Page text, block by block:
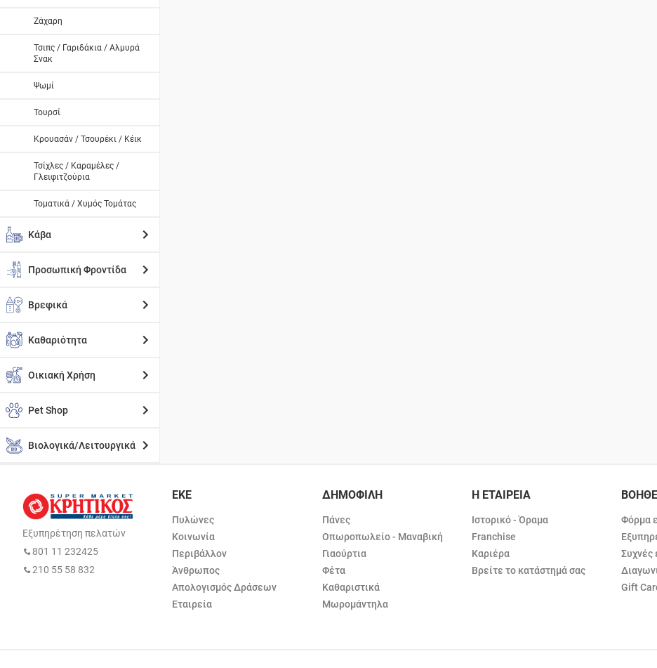
Ζάχαρη
Τσιπς / Γαριδάκια / Αλμυρά
Σνακ
Ψωμί
Τουρσί
Κρουασάν / Τσουρέκι / Κέικ
Τσίχλες / Καραμέλες /
Γλειφιτζούρια
Τοματικά / Χυμός Τομάτας
Κάβα
Προσωπική Φροντίδα
Βρεφικά
Καθαριότητα
Οικιακή Χρήση
Pet Shop
Βιολογικά/Λειτουργικά
Εξυπηρέτηση πελατών
801 11 232425
210 55 58 832
ΕΚΕ
Πυλώνες
Κοινωνία
Περιβάλλον
Άνθρωπος
Απολογισμός Δράσεων
Εταιρεία
ΔΗΜΟΦΙΛΗ
Πάνες
Οπωροπωλείο - Μαναβική
Γιαούρτια
Φέτα
Καθαριστικά
Μωρομάντηλα
Η ΕΤΑΙΡΕΙΑ
Ιστορικό - Όραμα
Franchise
Καριέρα
Βρείτε το κατάστημά σας
Φόρμα
Συχνές
Gift